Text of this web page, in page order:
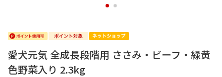
1 2
愛犬元気 全成長段階用 ささみ・ビーフ・緑黄
色野菜入り 2.3kg